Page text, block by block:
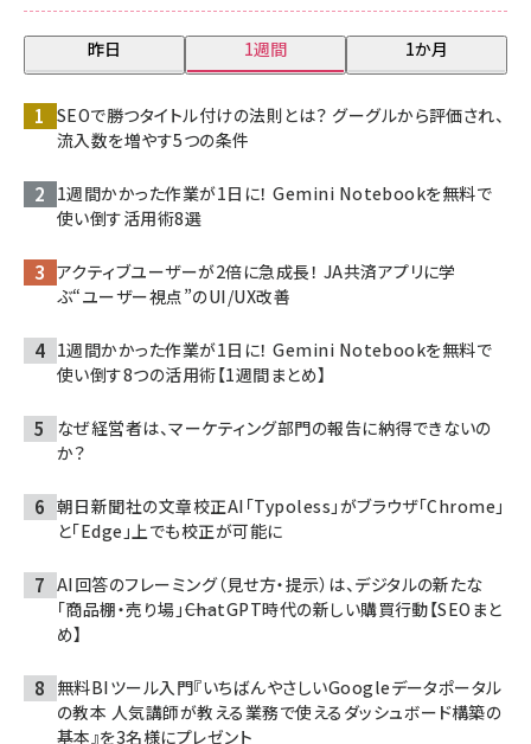
昨日 1週間 1か月
SEOで勝つタイトル付けの法則とは？ グーグルから評価され、
流入数を増やす5つの条件
1週間かかった作業が1日に！ Gemini Notebookを無料で
使い倒す活用術8選
アクティブユーザーが2倍に急成長！ JA共済アプリに学
ぶ“ユーザー視点”のUI/UX改善
1週間かかった作業が1日に！ Gemini Notebookを無料で
使い倒す8つの活用術【1週間まとめ】
なぜ経営者は、マーケティング部門の報告に納得できないの
か？
朝日新聞社の文章校正AI「Typoless」がブラウザ「Chrome」
と「Edge」上でも校正が可能に
AI回答のフレーミング（見せ方・提示）は、デジタルの新たな
「商品棚・売り場」――ChatGPT時代の新しい購買行動【SEOまと
め】
無料BIツール入門『いちばんやさしいGoogleデータポータル
の教本 人気講師が教える業務で使えるダッシュボード構築の
基本』を3名様にプレゼント